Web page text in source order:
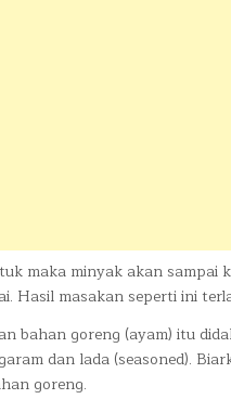
maka minyak akan sampai
Hasil masakan seperti ini
bahan goreng (ayam) itu
dan lada (seasoned).
goreng.